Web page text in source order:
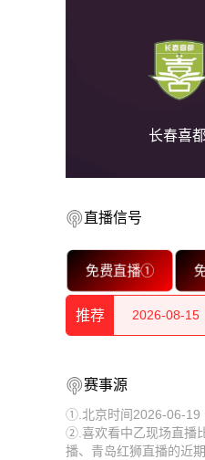
长春喜
直播信号
免费直播①
推荐
2026-08-15
2026-08-15
2026-08-15
2026-08-15
赛事源
①.北京时间2026-06-19
②.喜欢看中乙现场直播
播、青岛红狮直播的近